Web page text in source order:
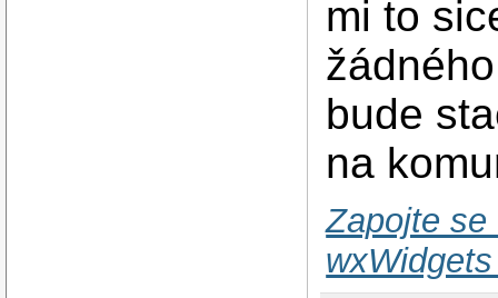
mi to
bude
na
Zapojte se